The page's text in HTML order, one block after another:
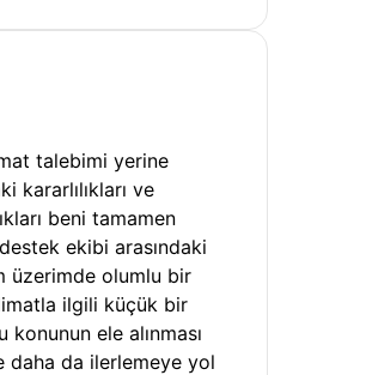
talebimi yerine
kararlılıkları ve
beni tamamen
ekibi arasındaki
üzerimde olumlu bir
ilgili küçük bir
ele alınması
daha da ilerlemeye yol